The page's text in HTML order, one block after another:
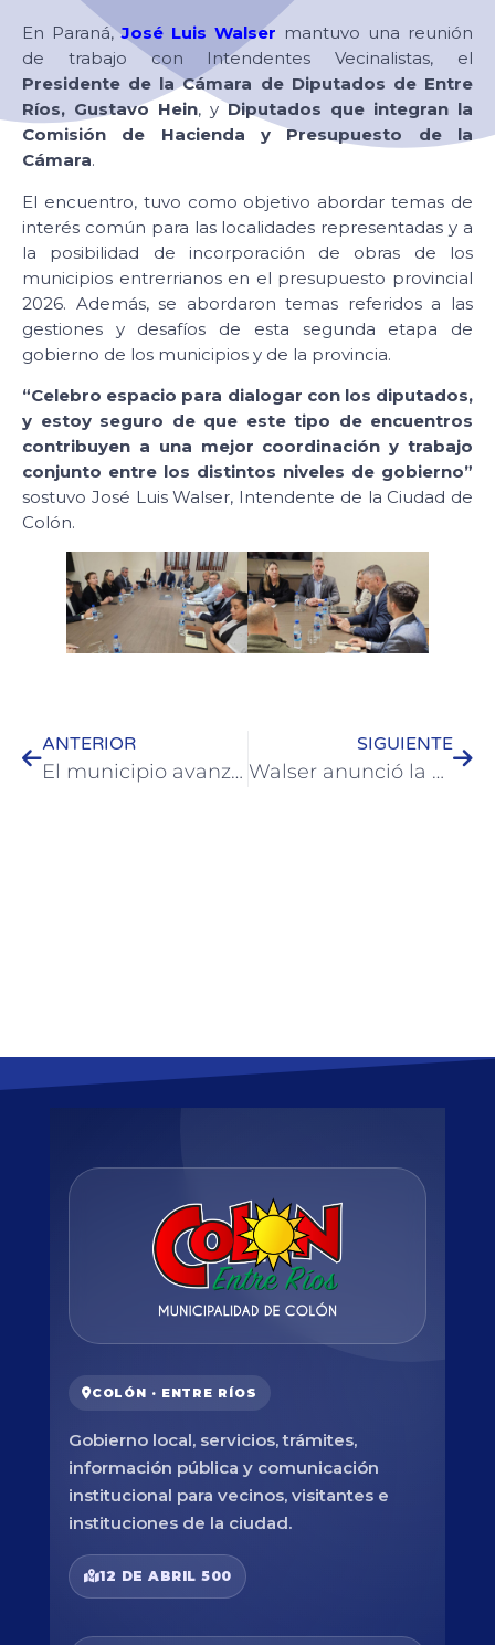
En Paraná,José Luis Walser mantuvo una reunión
de trabajo con Intendentes Vecinalistas, el
Presidente de la Cámara de Diputados de Entre
Ríos, Gustavo Hein, yDiputados que integran la
Comisión de Hacienda y Presupuesto de la
Cámara.
El encuentro, tuvo como objetivo abordar temas de
interés común para las localidades representadas y a
la posibilidad de incorporación de obras de los
municipios entrerrianos en el presupuesto provincial
2026. Además, se abordaron temas referidos a las
gestiones y desafíos de esta segunda etapa de
gobierno de los municipios y de la provincia.
“Celebro espacio para dialogar con los diputados,
y estoy seguro de que este tipo de encuentros
contribuyen a una mejor coordinación y trabajo
conjunto entre los distintos niveles de gobierno”
sostuvo José Luis Walser, Intendente de la Ciudad de
Colón.
ANTERIOR
El municipio avanza con los operativos de seguridad vial en accesos y barrios
SIGUIENTE
Walser anunció la quita de 300 tasas, sellados y conceptos en el nuevo código tributario
COLÓN · ENTRE RÍOS
Gobierno local, servicios, trámites,
información pública y comunicación
institucional para vecinos, visitantes e
instituciones de la ciudad.
12 DE ABRIL 500